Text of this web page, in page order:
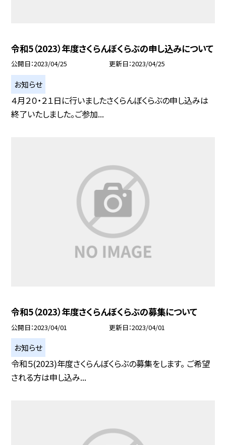
令和5（2023）年度さくらんぼくらぶの申し込みについて
公開日 2023/04/25 更新日 2023/04/25
お知らせ
４月２０・２１日に行いましたさくらんぼくらぶの申し込みは
終了いたしました。ご参加...
令和5（2023）年度さくらんぼくらぶの募集について
公開日 2023/04/01 更新日 2023/04/01
お知らせ
令和５(2023)年度さくらんぼくらぶの募集をします。 ご希望
される方は申し込み...